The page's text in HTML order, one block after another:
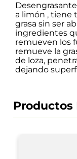
a limón , tiene
grasa sin ser
ingredientes
remueven los
remueve la
de loza,
dejando
Productos